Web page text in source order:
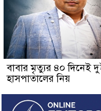
বাবার মৃত্যুর ৪০ দিনেই
হাসপাতালের নিয়